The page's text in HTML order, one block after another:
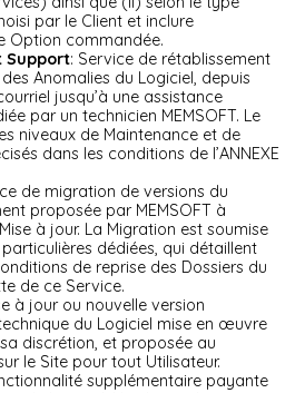
par le Client et inclure
Option commandée.
Support: Service de rétablissement
Anomalies du Logiciel, depuis
jusqu’à une assistance
par un technicien MEMSOFT. Le
niveaux de Maintenance et de
dans les conditions de l’ANNEXE
de migration de versions du
proposée par MEMSOFT à
à jour. La Migration est soumise
dédiées, qui détaillent
de reprise des Dossiers du
de ce Service.
à jour ou nouvelle version
du Logiciel mise en œuvre
discrétion, et proposée au
le Site pour tout Utilisateur.
supplémentaire payante